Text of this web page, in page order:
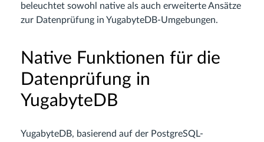
beleuchtet sowohl native als auch erweiterte Ansätze
zur Datenprüfung in YugabyteDB-Umgebungen.
Native Funktionen für die
Datenprüfung in
YugabyteDB
YugabyteDB, basierend auf der PostgreSQL-